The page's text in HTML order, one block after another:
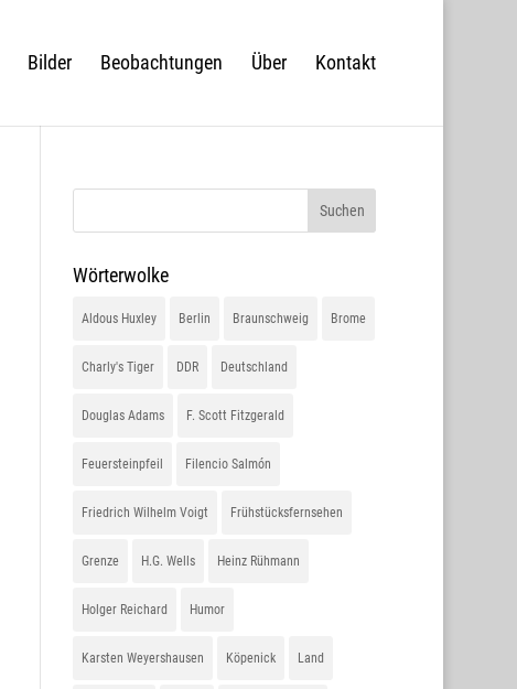
Bilder Beobachtungen Über Kontakt
Wörterwolke
Aldous Huxley Berlin Braunschweig Brome
Charly's Tiger DDR Deutschland
Douglas Adams F. Scott Fitzgerald
Feuersteinpfeil Filencio Salmón
Friedrich Wilhelm Voigt Frühstücksfernsehen
Grenze H.G. Wells Heinz Rühmann
Holger Reichard Humor
Karsten Weyershausen Köpenick Land